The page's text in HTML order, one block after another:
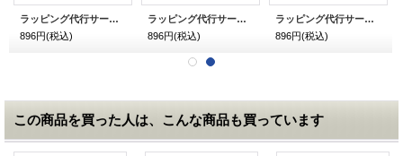
ラッピング代行サービス ホワイデー・入学御祝い用 シャイニースター ホワイト
896円(税込)
ラッピング代行サービス ホワイデー・入学御祝い用 ランダム・ライン
896円(税込)
ラッピング代行サービス ホワイデー・入学御祝い用 バーガン・ディ
896円(税込)
この商品を買った人は、こんな商品も買っています